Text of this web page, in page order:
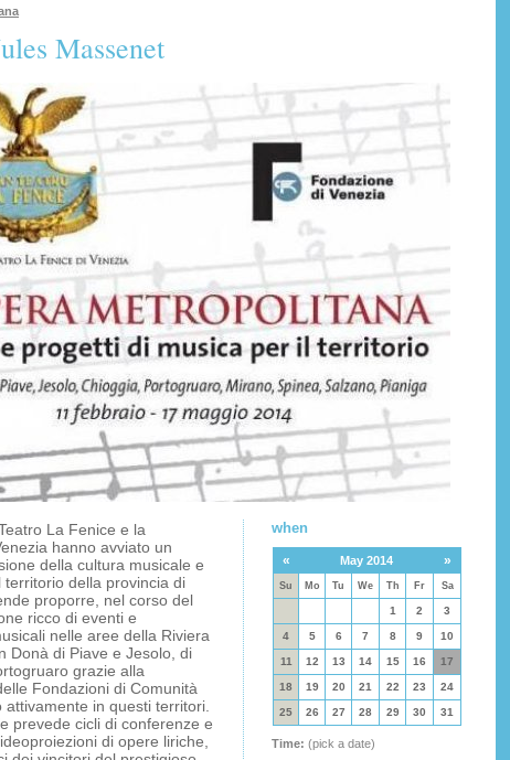
Massenet
La Fenice e la
hanno avviato un
della cultura musicale e
territorio della provincia di
proporre, nel corso del
ricco di eventi e
nelle aree della Riviera
Donà di Piave e Jesolo, di
grazie alla
Fondazioni di Comunità
in questi territori.
prevede cicli di conferenze e
di opere liriche,
when
« May 2014 »
Su Mo Tu We Th Fr Sa
1 2 3
4 5 6 7 8 9 10
11 12 13 14 15 16 17
18 19 20 21 22 23 24
25 26 27 28 29 30 31
Time: (pick a date)